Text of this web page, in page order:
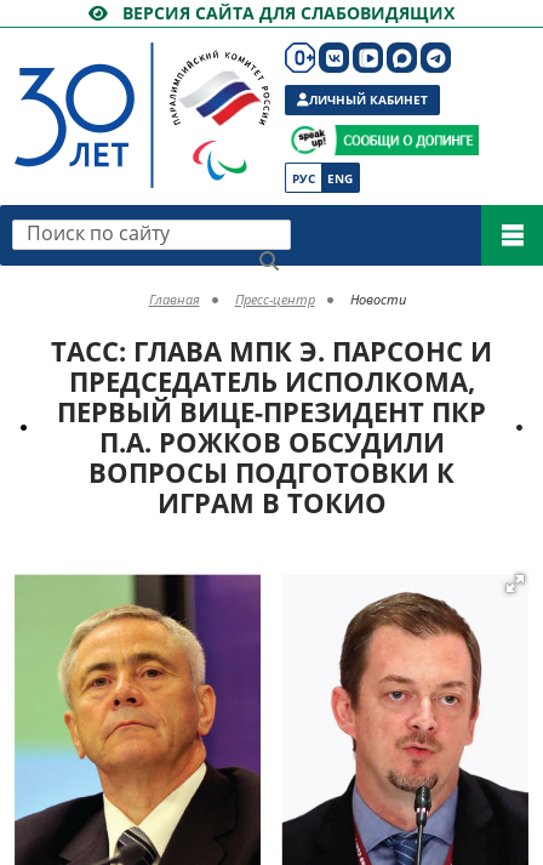
ВЕРСИЯ САЙТА ДЛЯ СЛАБОВИДЯЩИХ
РУС ENG
ЛИЧНЫЙ КАБИНЕТ
Поиск по сайту
Главная Пресс-центр Новости
ТАСС: ГЛАВА МПК Э. ПАРСОНС И
ПРЕДСЕДАТЕЛЬ ИСПОЛКОМА,
ПЕРВЫЙ ВИЦЕ-ПРЕЗИДЕНТ ПКР
П.А. РОЖКОВ ОБСУДИЛИ
ВОПРОСЫ ПОДГОТОВКИ К
ИГРАМ В ТОКИО